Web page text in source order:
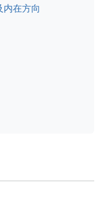
在方向